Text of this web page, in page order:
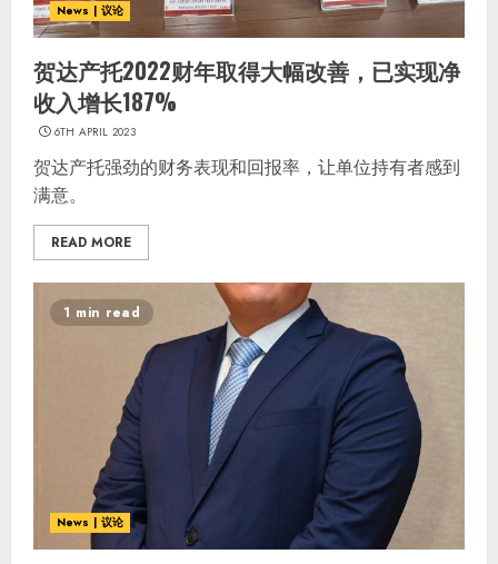
News | 议论
贺达产托2022财年取得大幅改善，已实现净
收入增长187%
6TH APRIL 2023
贺达产托强劲的财务表现和回报率，让单位持有者感到
满意。
READ MORE
1 min read
News | 议论